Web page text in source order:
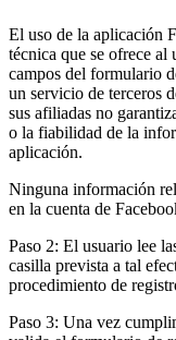
El uso de la aplicación
técnica que se ofrece
campos del formulario
un servicio de terceros
sus afiliadas no
o la fiabilidad de la
aplicación.
Ninguna información
en la cuenta de
Paso 2: El usuario lee
casilla prevista a tal
procedimiento de
Paso 3: Una vez